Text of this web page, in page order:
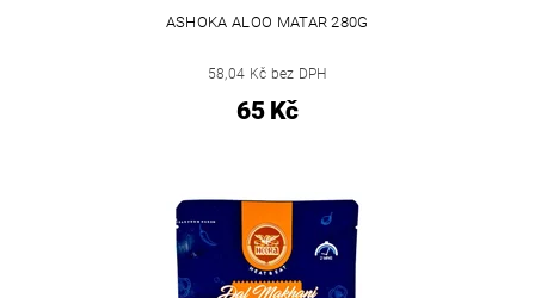
ASHOKA ALOO MATAR 280G
58,04 Kč bez DPH
65 Kč